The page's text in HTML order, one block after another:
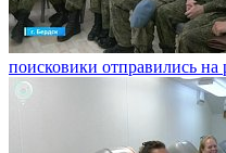
поисковики отправились